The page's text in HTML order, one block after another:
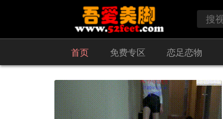
首页 免费专区 恋足恋物